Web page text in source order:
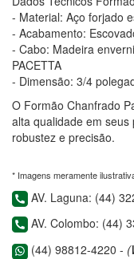
- Material: Aço forjado
- Acabamento:
- Cabo: Madeira
PACETTA
- Dimensão: 3/4
O Formão Chanfrado
alta qualidade em
robustez e precisão.
* Imagens meramente
AV. Laguna: (44)
AV. Colombo: (44)
(44) 98812-4220 -